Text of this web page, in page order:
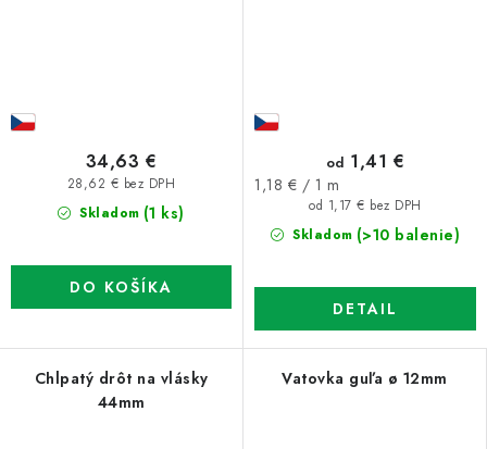
Skladom (1 ks)
28,62 € bez DPH
34,63 €
DO KOŠÍKA
Skladom (>10 balenie)
od 1,17 € bez DPH
od 1,41 €
Jednotková
1,18 € / 1 m
DETAIL
Chlpatý drôt na vlásky
44mm
Vatovka guľa ø 12mm